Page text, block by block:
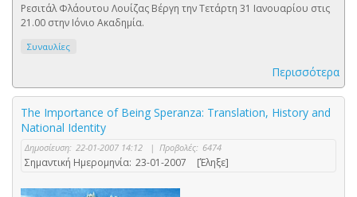
Ρεσιτάλ Φλάουτου Λουίζας Βέργη την Τετάρτη 31 Ιανουαρίου στις
21.00 στην Ιόνιο Ακαδημία.
Συναυλίες
Περισσότερα
The Importance of Being Speranza: Translation, History and
National Identity
Δημοσίευση: 22-01-2007 14:12 | Προβολές: 6474
Σημαντική Ημερομηνία: 23-01-2007 [Έληξε]